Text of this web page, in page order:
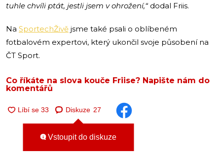
tuhle chvíli ptát, jestli jsem v ohrožení,“dodal Friis.
Na SportechŽivě jsme také psali o oblíbeném
fotbalovém expertovi, který ukončil svoje působení na
ČT Sport.
Co říkáte na slova kouče Friise? Napište nám do
komentářů
Diskuze 27
Vstoupit do diskuze